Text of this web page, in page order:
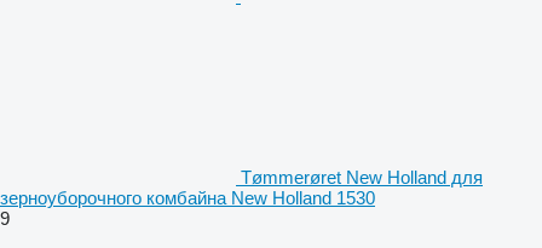
Tømmerøret New Holland для
зерноуборочного комбайна New Holland 1530
9